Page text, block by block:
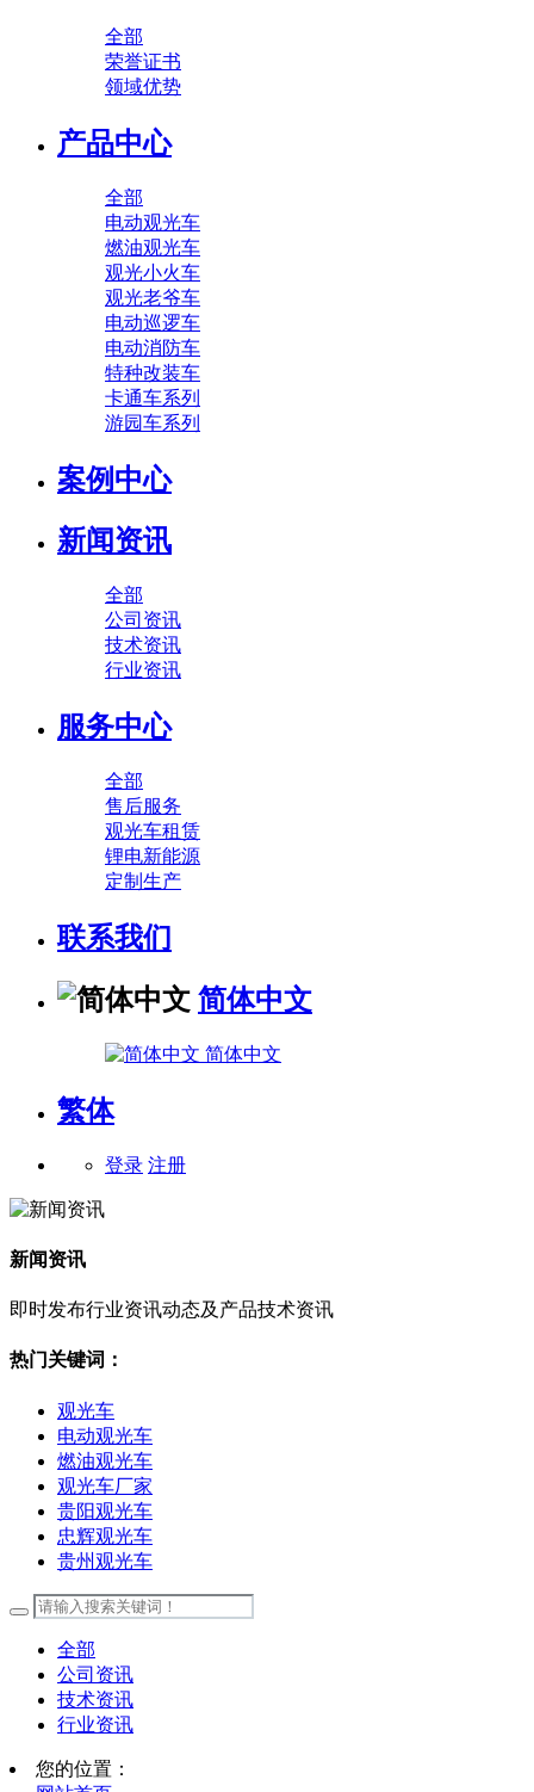
全部
荣誉证书
领域优势
产品中心
全部
电动观光车
燃油观光车
观光小火车
观光老爷车
电动巡逻车
电动消防车
特种改装车
卡通车系列
游园车系列
案例中心
新闻资讯
全部
公司资讯
技术资讯
行业资讯
服务中心
全部
售后服务
观光车租赁
锂电新能源
定制生产
联系我们
简体中文
简体中文
繁体
登录 注册
新闻资讯
即时发布行业资讯动态及产品技术资讯
热门关键词：
观光车
电动观光车
燃油观光车
观光车厂家
贵阳观光车
忠辉观光车
贵州观光车
全部
公司资讯
技术资讯
行业资讯
您的位置：